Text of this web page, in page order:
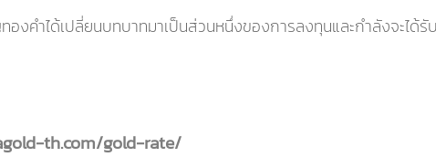
งคำได้เปลี่ยนบทบาทมาเป็นส่วนหนึ่งของการลงทุนและกำลังจะได้รั
th.com/gold-rate/